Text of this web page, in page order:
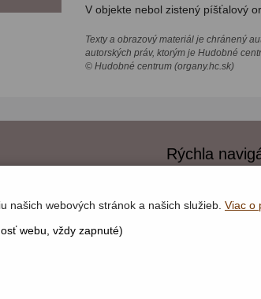
V objekte nebol zistený píšťalový
Texty a obrazový materiál je chránený
autorských práv, ktorým je Hudobné
© Hudobné centrum (organy.hc.sk)
Rýchla
Organy
našich webových stránok a našich služieb. Viac o
webu, vždy zapnuté)